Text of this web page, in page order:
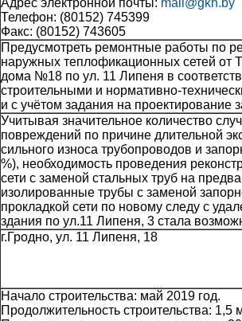
Адрес электронной почты: mail@gkh.by
Телефон: (80152) 745399
Факс: (80152) 743605
Предусмотреть ремонтные работы по
наружных теплофикационных сетей от
дома №18 по ул. 11 Липеня в
строительными и нормативно-
и с учётом задания на проектирование
Учитывая значительное количество
повреждений по причине длительной
сильного износа трубопроводов и
%), необходимость проведения
сети с заменой стальных труб на
изолированные трубы с заменой
прокладкой сети по новому следу с
здания по ул.11 Липеня, 3 стала
г.Гродно, ул. 11 Липеня, 18
Начало строительства: май 2019 год.
Продолжительность строительства: 1,5